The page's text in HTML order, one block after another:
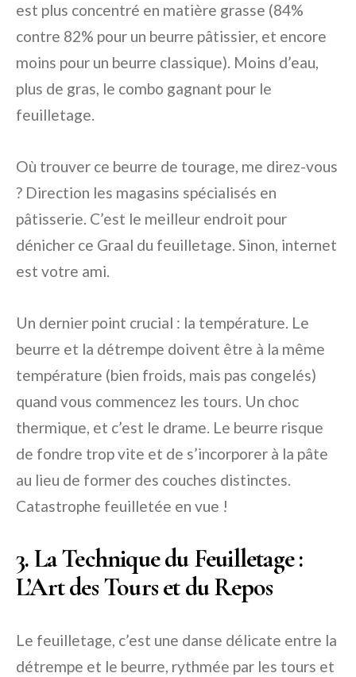
est plus concentré en matière grasse (84%
contre 82% pour un beurre pâtissier, et encore
moins pour un beurre classique). Moins d’eau,
plus de gras, le combo gagnant pour le
feuilletage.
Où trouver ce beurre de tourage, me direz-vous
? Direction les magasins spécialisés en
pâtisserie. C’est le meilleur endroit pour
dénicher ce Graal du feuilletage. Sinon, internet
est votre ami.
Un dernier point crucial : la température. Le
beurre et la détrempe doivent être à la même
température (bien froids, mais pas congelés)
quand vous commencez les tours. Un choc
thermique, et c’est le drame. Le beurre risque
de fondre trop vite et de s’incorporer à la pâte
au lieu de former des couches distinctes.
Catastrophe feuilletée en vue !
3. La Technique du Feuilletage :
L’Art des Tours et du Repos
Le feuilletage, c’est une danse délicate entre la
détrempe et le beurre, rythmée par les tours et